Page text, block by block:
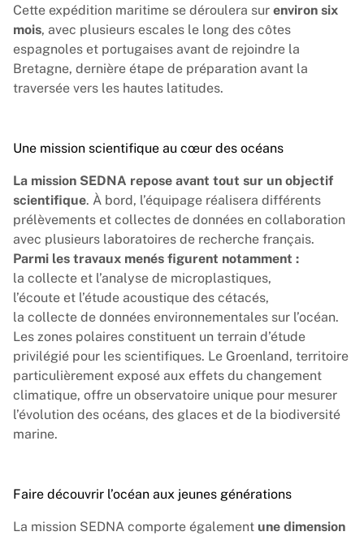
Cette expédition maritime se déroulera sur environ six
mois, avec plusieurs escales le long des côtes
espagnoles et portugaises avant de rejoindre la
Bretagne, dernière étape de préparation avant la
traversée vers les hautes latitudes.
Une mission scientifique au cœur des océans
La mission SEDNA repose avant tout sur un objectif
scientifique. À bord, l’équipage réalisera différents
prélèvements et collectes de données en collaboration
avec plusieurs laboratoires de recherche français.
Parmi les travaux menés figurent notamment :
la collecte et l’analyse de microplastiques,
l’écoute et l’étude acoustique des cétacés,
la collecte de données environnementales sur l’océan.
Les zones polaires constituent un terrain d’étude
privilégié pour les scientifiques. Le Groenland, territoire
particulièrement exposé aux effets du changement
climatique, offre un observatoire unique pour mesurer
l’évolution des océans, des glaces et de la biodiversité
marine.
Faire découvrir l’océan aux jeunes générations
La mission SEDNA comporte également une dimension